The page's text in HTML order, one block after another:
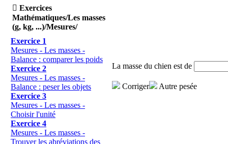
 Exercices
Mathématiques/Les masses
(g, kg, ...)/Mesures/
Exercice 1
Mesures - Les masses -
Balance : comparer les poids
Exercice 2
Mesures - Les masses -
Balance : peser les objets
Exercice 3
Mesures - Les masses -
Choisir l'unité
Exercice 4
Mesures - Les masses -
Trouver les abréviations des
La masse du chien est de
Corriger Autre pesée